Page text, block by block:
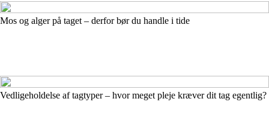
Mos og alger på taget – derfor bør du handle i tide
Vedligeholdelse af tagtyper – hvor meget pleje kræver dit tag egentlig?